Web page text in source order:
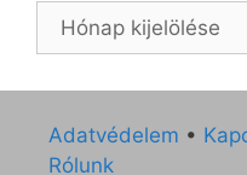
Archívum
Adatvédelem •
Rólunk